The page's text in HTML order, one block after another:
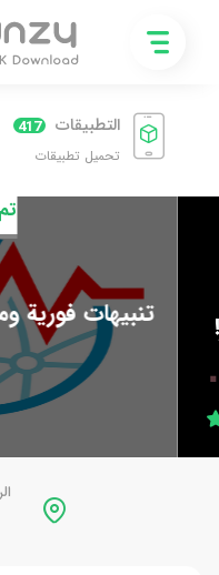
التطبيقات 417
تحميل تطبيقات
تنبيهات فورية